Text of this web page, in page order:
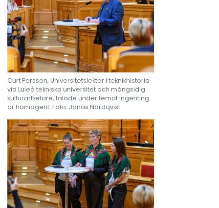
Curt Persson, Universitetslektor i teknikhistoria
vid Luleå tekniska universitet och mångsidig
kulturarbetare, talade under temat Ingenting
är homogent. Foto: Jonas Nordqvist